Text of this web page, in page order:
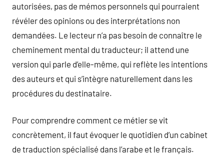
autorisées, pas de mémos personnels qui pourraient
révéler des opinions ou des interprétations non
demandées. Le lecteur n’a pas besoin de connaître le
cheminement mental du traducteur; il attend une
version qui parle d’elle-même, qui reflète les intentions
des auteurs et qui s’intègre naturellement dans les
procédures du destinataire.
Pour comprendre comment ce métier se vit
concrètement, il faut évoquer le quotidien d’un cabinet
de traduction spécialisé dans l’arabe et le français.